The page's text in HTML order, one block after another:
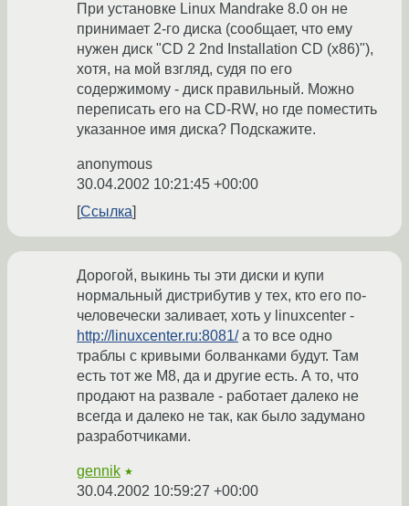
При установке Linux Mandrake 8.0 он не
принимает 2-го диска (сообщает, что ему
нужен диск "CD 2 2nd Installation CD (x86)"),
хотя, на мой взгляд, судя по его
содержимому - диск правильный. Можно
переписать его на CD-RW, но где поместить
указанное имя диска? Подскажите.
anonymous
30.04.2002 10:21:45 +00:00
Ссылка
Дорогой, выкинь ты эти диски и купи
нормальный дистрибутив у тех, кто его по-
человечески заливает, хоть у linuxcenter -
http://linuxcenter.ru:8081/а то все одно
траблы с кривыми болванками будут. Там
есть тот же M8, да и другие есть. А то, что
продают на развале - работает далеко не
всегда и далеко не так, как было задумано
разработчиками.
gennik ★
30.04.2002 10:59:27 +00:00